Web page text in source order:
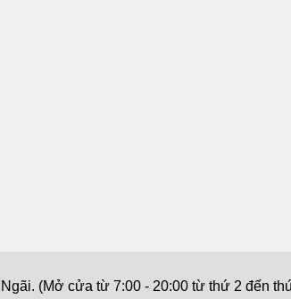
(Mở cửa từ 7:00 - 20:00 từ thứ 2 đến